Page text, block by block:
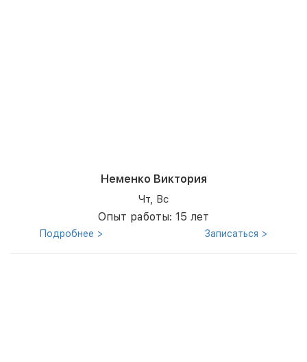
Неменко Виктория
Чт, Вс
Опыт работы: 15 лет
Подробнее > Записаться >